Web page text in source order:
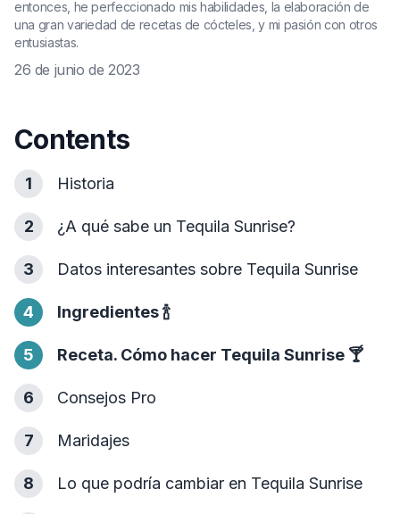
entonces, he perfeccionado mis habilidades, la elaboración de
una gran variedad de recetas de cócteles, y mi pasión con otros
entusiastas.
26 de junio de 2023
Contents
1 Historia
2 ¿A qué sabe un Tequila Sunrise?
3 Datos interesantes sobre Tequila Sunrise
4 Ingredientes🍾
5 Receta. Cómo hacer Tequila Sunrise 🍸
6 Consejos Pro
7 Maridajes
8 Lo que podría cambiar en Tequila Sunrise